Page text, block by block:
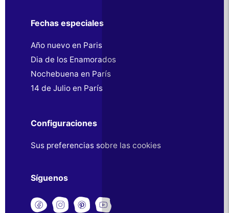
Fechas especiales
Año nuevo en Paris
Dia de los Enamorados
Nochebuena en París
14 de Julio en París
Configuraciones
Sus preferencias sobre las cookies
Síguenos